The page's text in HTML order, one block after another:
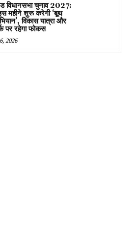
विधानसभा चुनाव 2027:
महीने शुरू करेगी ‘बूथ
विकास यात्रा और
पर रहेगा फोकस
2026